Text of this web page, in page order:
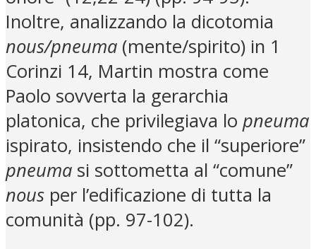
Inoltre, analizzando la dicotomia
nous/pneuma (mente/spirito) in 1
Corinzi 14, Martin mostra come
Paolo sovverta la gerarchia
platonica, che privilegiava lo pneuma
ispirato, insistendo che il “superiore”
pneuma si sottometta al “comune”
nous per l’edificazione di tutta la
comunità (pp. 97-102).